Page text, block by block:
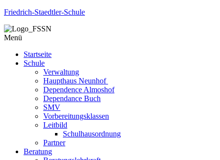
Friedrich-Staedtler-Schule
Menü
Startseite
Schule
Verwaltung
Haupthaus Neunhof
Dependence Almoshof
Dependance Buch
SMV
Vorbereitungsklassen
Leitbild
Schulhausordnung
Partner
Beratung